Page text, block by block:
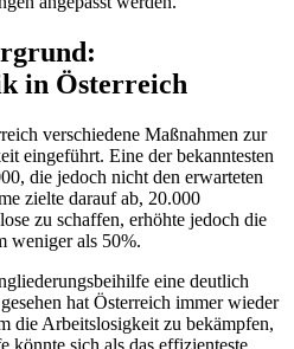
in Österreich
verschiedene Maßnahmen zur
eingeführt. Eine der bekanntesten
die jedoch nicht den erwarteten
zielte darauf ab, 20.000
zu schaffen, erhöhte jedoch die
weniger als 50%.
eine deutlich
hat Österreich immer wieder
die Arbeitslosigkeit zu bekämpfen,
könnte sich als das effizienteste